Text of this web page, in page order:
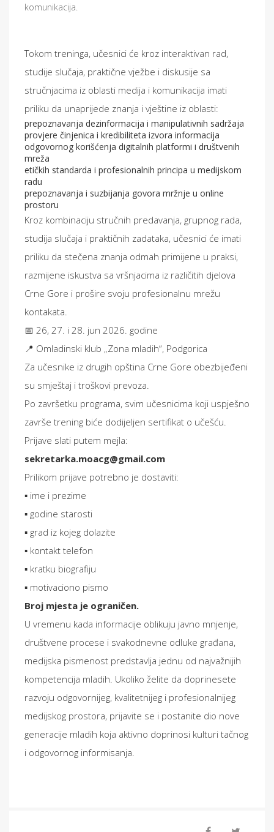
komunikacija.
Tokom treninga, učesnici će kroz interaktivan rad,
studije slučaja, praktične vježbe i diskusije sa
stručnjacima iz oblasti medija i komunikacija imati
priliku da unaprijede znanja i vještine iz oblasti:
prepoznavanja dezinformacija i manipulativnih sadržaja
provjere činjenica i kredibiliteta izvora informacija
odgovornog korišćenja digitalnih platformi i društvenih
mreža
etičkih standarda i profesionalnih principa u medijskom
radu
prepoznavanja i suzbijanja govora mržnje u online
prostoru
Kroz kombinaciju stručnih predavanja, grupnog rada,
studija slučaja i praktičnih zadataka, učesnici će imati
priliku da stečena znanja odmah primijene u praksi,
razmijene iskustva sa vršnjacima iz različitih djelova
Crne Gore i prošire svoju profesionalnu mrežu
kontakata.
📅 26, 27. i 28. jun 2026. godine
📍 Omladinski klub „Zona mladih“, Podgorica
Za učesnike iz drugih opština Crne Gore obezbijeđeni
su smještaj i troškovi prevoza.
Po završetku programa, svim učesnicima koji uspješno
završe trening biće dodijeljen sertifikat o učešću.
Prijave slati putem mejla:
sekretarka.moacg@gmail.com
Prilikom prijave potrebno je dostaviti:
▪️ ime i prezime
▪️ godine starosti
▪️ grad iz kojeg dolazite
▪️ kontakt telefon
▪️ kratku biografiju
▪️ motivaciono pismo
Broj mjesta je ograničen.
U vremenu kada informacije oblikuju javno mnjenje,
društvene procese i svakodnevne odluke građana,
medijska pismenost predstavlja jednu od najvažnijih
kompetencija mladih. Ukoliko želite da doprinesete
razvoju odgovornijeg, kvalitetnijeg i profesionalnijeg
medijskog prostora, prijavite se i postanite dio nove
generacije mladih koja aktivno doprinosi kulturi tačnog
i odgovornog informisanja.